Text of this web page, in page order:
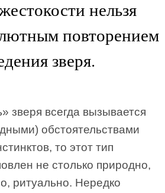
нельзя
повторением
зверя.
зверя всегда вызывается
обстоятельствами
то этот тип
не столько природно,
ритуально. Нередко